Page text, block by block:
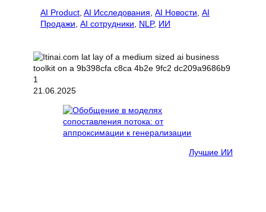
AI Product AI Исследования AI Новости AI
Продажи AI сотрудники NLP, ИИ
21.06.2025
Лучшие ИИ